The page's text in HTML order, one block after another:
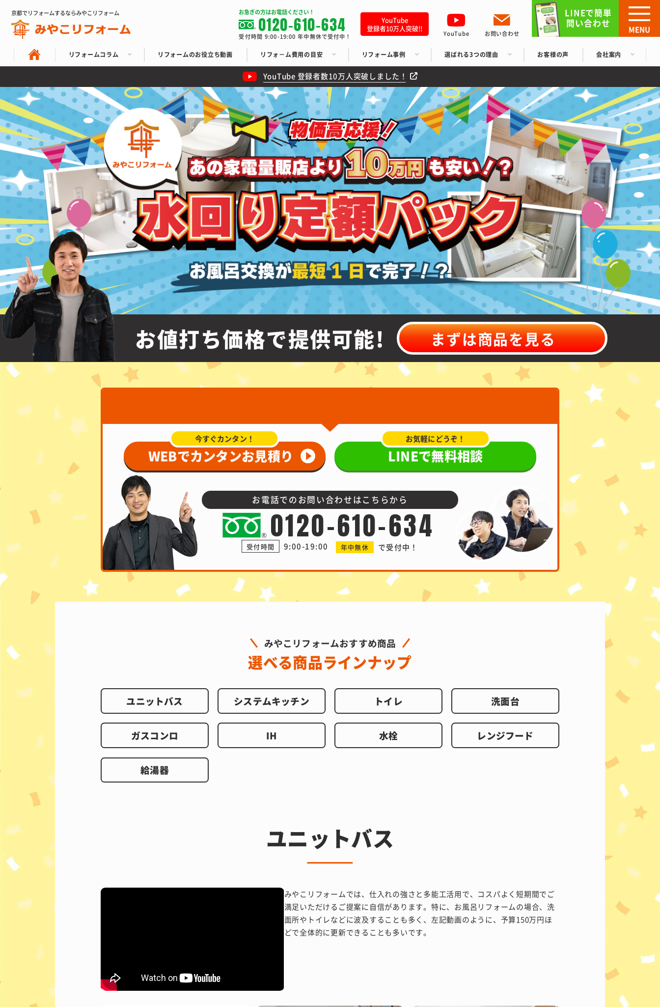
京都でリフォームするならみやこリフォーム お急ぎの方はお電話ください！
0120-610-634
受付時間 9:00-19:00 年中無休で受付中！
YouTube
登録者10万人突破!!
YouTube お問い合わせ
リフォームコラム リフォームのお役立ち動画 リフォ－ム費用の目安 リフォーム事例 選ばれる3つの理由 お客様の声 会社案内
YouTube 登録者数10万人突破しました！
LINEで簡単
問い合わせ
MENU
お値打ち価格で提供可能! まずは商品を見る
今すぐカンタン！
WEBでカンタンお見積り
お気軽にどうぞ！
LINEで無料相談
お電話でのお問い合わせはこちらから
0120-610-634
受付時間 9:00-19:00 年中無休 で受付中！
みやこリフォームおすすめ商品
選べる商品ラインナップ
ユニットバス システムキッチン トイレ 洗面台
ガスコンロ IH 水栓 レンジフード
給湯器
ユニットバス
みやこリフォームでは、仕入れの強さと多能工活用で、コスパよく短期間でご
満足いただけるご提案に自信があります。特に、お風呂リフォームの場合、洗
面所やトイレなどに波及することも多く、左記動画のように、予算150万円ほ
どで全体的に更新できることも多いです。